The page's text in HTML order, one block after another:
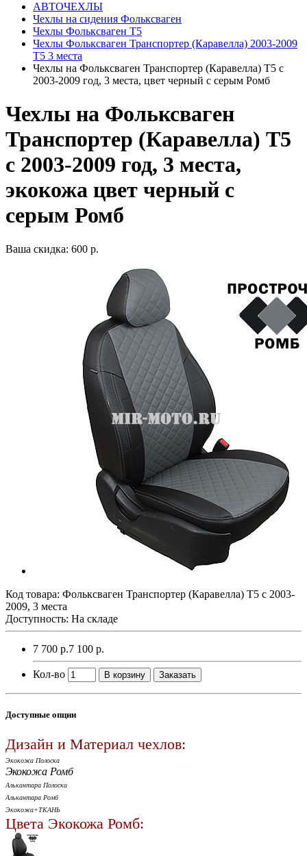
АВТОЧЕХЛЫ
Чехлы на сидения Фольксваген
Чехлы Фольксваген Т5
Чехлы Фольксваген Транспортер (Каравелла) 2003-2009
Т5 3 места
Чехлы на Фольксваген Транспортер (Каравелла) Т5 с
2003-2009 год, 3 места, цвет черный с серым Ромб
Чехлы на Фольксваген
Транспортер (Каравелла) Т5
с 2003-2009 год, 3 места,
экокожа цвет черный с
серым Ромб
Ваша скидка: 600 р.
Код товара: Фольксваген Транспортер (Каравелла) Т5 с 2003-
2009, 3 места
Доступность: На складе
7 700 р.7 100 р.
Кол-во В корзину Заказать
Доступные опции
Дизайн и Материал чехлов:
Экокожа Полоска
Экокожа Ромб
Алькантара Полоска
Алькантара Ромб
Экокожа+ТКАНЬ
Цвета Экокожа Ромб: